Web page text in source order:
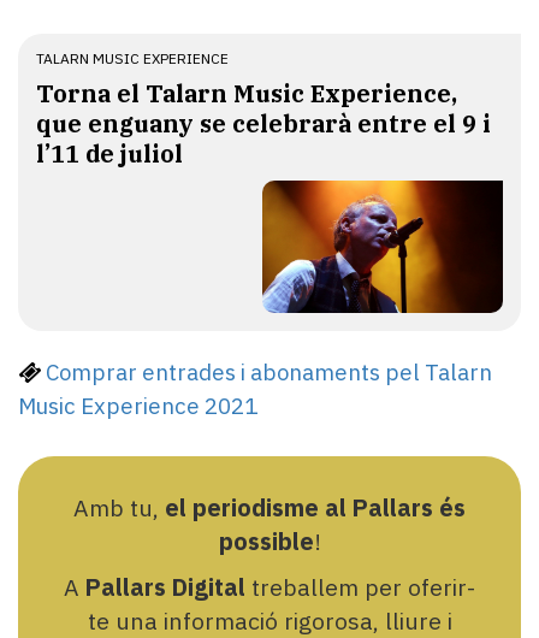
TALARN MUSIC EXPERIENCE
Torna el Talarn Music Experience,
que enguany se celebrarà entre el 9 i
l’11 de juliol
Comprar entrades i abonaments pel Talarn
Music Experience 2021
Amb tu, el periodisme al Pallars és
possible!
A Pallars Digital treballem per oferir-
te una informació rigorosa, lliure i